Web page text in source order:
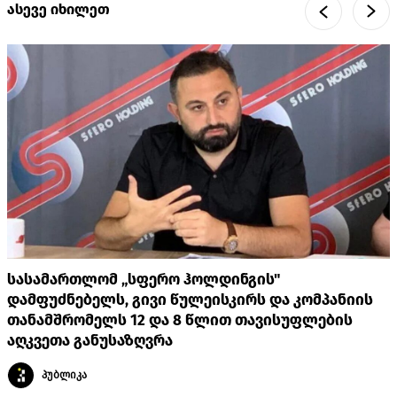
ასევე იხილეთ
სასამართლომ „სფერო ჰოლდინგის"
დამფუძნებელს, გივი წულეისკირს და კომპანიის
თანამშრომელს 12 და 8 წლით თავისუფლების
აღკვეთა განუსაზღვრა
პუბლიკა